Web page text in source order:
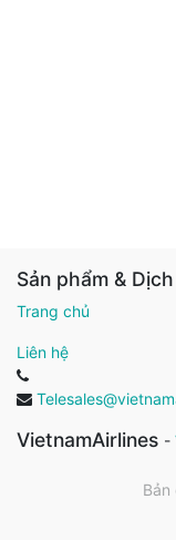
Sản phẩm &
Trang chủ
Liên hệ
VietnamAirlines -